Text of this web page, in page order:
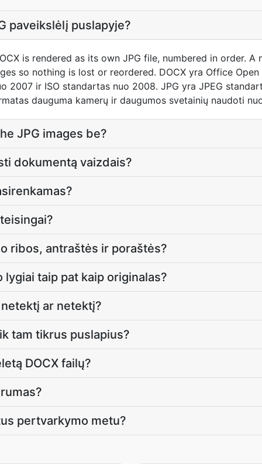
paveikslėlį puslapyje?
is rendered as its own JPG file, numbered in order. A
so nothing is lost or reordered. DOCX yra Office Open
2007 ir ISO standartas nuo 2008. JPG yra JPEG
dauguma kamerų ir daugumos svetainių naudoti
JPG images be?
dokumentą vaizdais?
ribos, antraštės ir poraštės?
taip pat kaip originalas?
ar netektį?
tam tikrus puslapius?
DOCX failų?
pertvarkymo metu?